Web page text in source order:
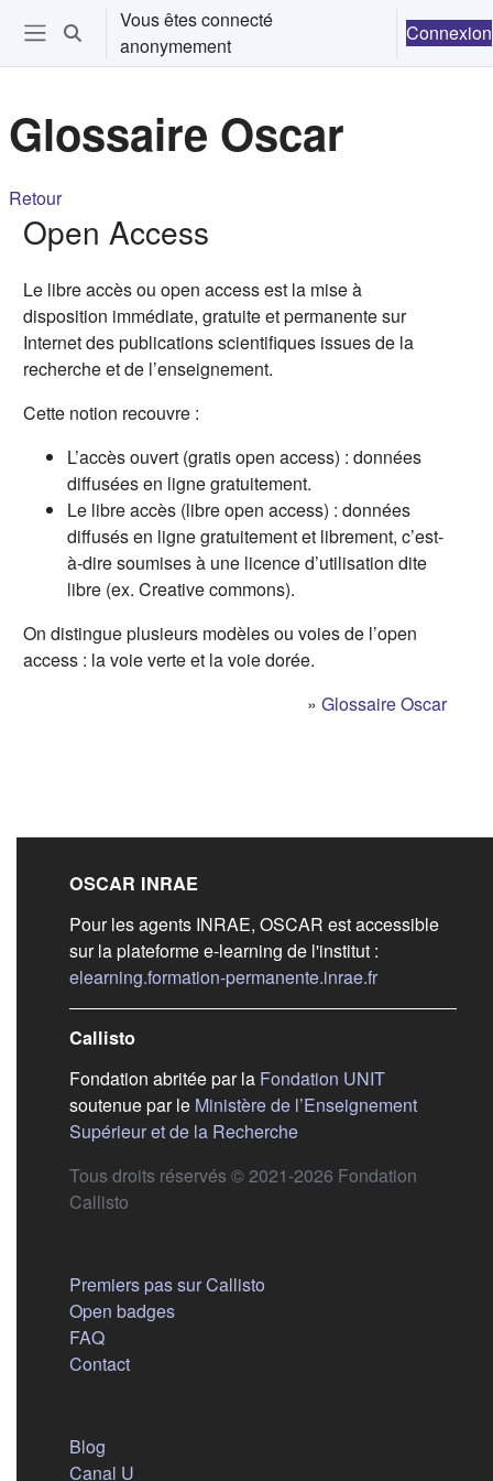
Passer au contenu principal
Ouvrir le menu de navigation
Activer/désactiver la saisie de recherche
Vous êtes connecté
anonymement
Connexion
Glossaire Oscar
Retour
Open Access
Le libre accès ou open access est la mise à
disposition immédiate, gratuite et permanente sur
Internet des publications scientifiques issues de la
recherche et de l’enseignement.
Cette notion recouvre :
L’accès ouvert (gratis open access) : données
diffusées en ligne gratuitement.
Le libre accès (libre open access) : données
diffusés en ligne gratuitement et librement, c’est-
à-dire soumises à une licence d’utilisation dite
libre (ex. Creative commons).
On distingue plusieurs modèles ou voies de l’open
access : la voie verte et la voie dorée.
» Glossaire Oscar
Liens de bas de
OSCAR INRAE
Pour les agents INRAE, OSCAR est accessible
sur la plateforme e-learning de l'institut :
elearning.formation-permanente.inrae.fr(s'ouvre dans
Callisto
Fondation abritée par la Fondation UNIT(s'ouvre
soutenue par le Ministère de l’Enseignement
Supérieur et de la Recherche(s'ouvre dans un nouvel
Tous droits réservés © 2021-2026 Fondation
Callisto
Premiers pas sur Callisto
Open badges
FAQ
Contact
Blog
Canal U